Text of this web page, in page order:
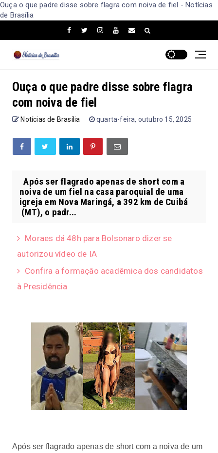
Ouça o que padre disse sobre flagra com noiva de fiel - Notícias
de Brasília
Ouça o que padre disse sobre flagra
com noiva de fiel
Notícias de Brasília quarta-feira, outubro 15, 2025
Após ser flagrado apenas de short com a
noiva de um fiel na casa paroquial de uma
igreja em Nova Maringá, a 392 km de Cuibá
(MT), o padr...
Moraes dá 48h para Bolsonaro dizer se
autorizou vídeo de IA
Confira a formação acadêmica dos candidatos
à Presidência
Após ser flagrado apenas de short com a noiva de um